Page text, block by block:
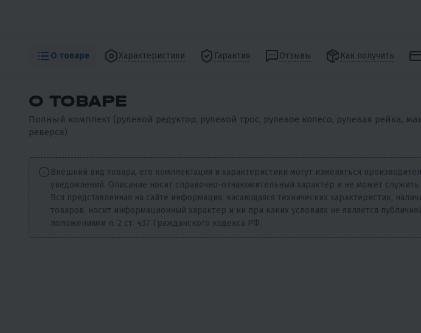
О товаре Характеристики Гарантия Отзывы Как получить
О ТОВАРЕ
Полный комплект (рулевой редуктор, рулевой трос, рулевое колесо, рулевая рейка,
реверса)
Внешний вид товара, его комплектация и характеристики могут изменяться
уведомлений. Описание носит справочно-ознакомительный характер и не может
Вся представленная на сайте информация, касающаяся технических характеристик,
товаров, носит информационный характер и ни при каких условиях не является
положениями п. 2 ст. 437 Гражданского кодекса РФ.